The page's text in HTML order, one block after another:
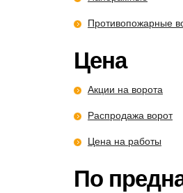
Противопожарные
Цена
Акции на ворота
Распродажа ворот
Цена на работы
По